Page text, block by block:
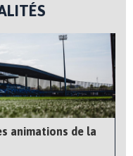
animations de la